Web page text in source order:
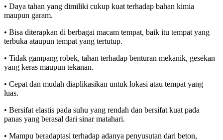
• Daya tahan yang dimiliki cukup kuat terhadap bahan kimia
maupun garam.
• Bisa diterapkan di berbagai macam tempat, baik itu tempat yang
terbuka ataupun tempat yang tertutup.
• Tidak gampang robek, tahan terhadap benturan mekanik, gesekan
yang keras maupun tekanan.
• Cepat dan mudah diaplikasikan untuk lokasi atau tempat yang
luas.
• Bersifat elastis pada suhu yang rendah dan bersifat kuat pada
panas yang berasal dari sinar matahari.
• Mampu beradaptasi terhadap adanya penyusutan dari beton,